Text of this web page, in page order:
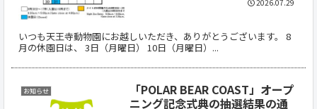
いつも天王寺動物園にお越しいただき、ありがとうございます。 8
月の休園日は、 3日（月曜日） 10日（月曜日）...
2026.07.29
お知らせ
「POLAR BEAR COAST」オープ
ニング記念式典の抽選結果の通